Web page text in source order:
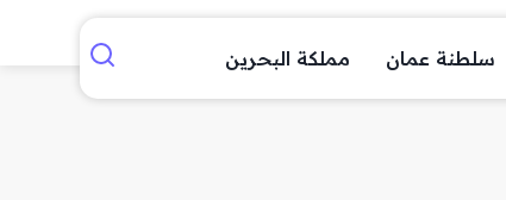
سلطنة عمان مملكة البحرين